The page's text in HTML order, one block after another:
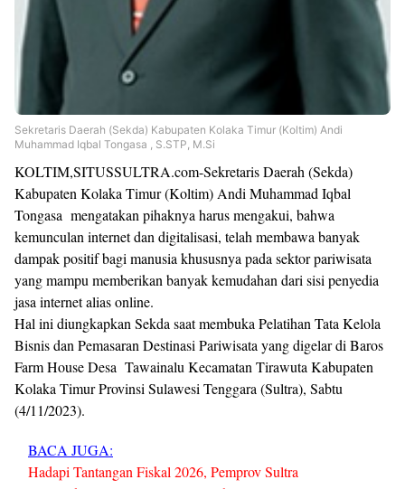
Sekretaris Daerah (Sekda) Kabupaten Kolaka Timur (Koltim) Andi
Muhammad Iqbal Tongasa , S.STP, M.Si
KOLTIM,SITUSSULTRA.com-Sekretaris Daerah (Sekda)
Kabupaten Kolaka Timur (Koltim) Andi Muhammad Iqbal
Tongasa mengatakan pihaknya harus mengakui, bahwa
kemunculan internet dan digitalisasi, telah membawa banyak
dampak positif bagi manusia khususnya pada sektor pariwisata
yang mampu memberikan banyak kemudahan dari sisi penyedia
jasa internet alias online.
Hal ini diungkapkan Sekda saat membuka Pelatihan Tata Kelola
Bisnis dan Pemasaran Destinasi Pariwisata yang digelar di Baros
Farm House Desa Tawainalu Kecamatan Tirawuta Kabupaten
Kolaka Timur Provinsi Sulawesi Tenggara (Sultra), Sabtu
(4/11/2023).
BACA JUGA:
Hadapi Tantangan Fiskal 2026, Pemprov Sultra